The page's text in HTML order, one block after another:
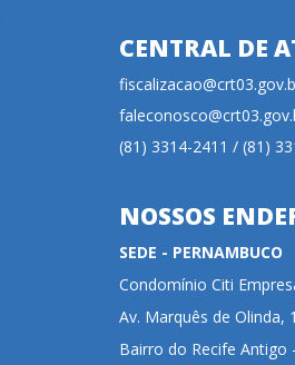
CENTRAL DE
(81) 3314-2411 / (81)
NOSSOS
SEDE - PERNAMBUCO
Condomínio Citi
Av. Marquês de Olinda,
Bairro do Recife Antigo